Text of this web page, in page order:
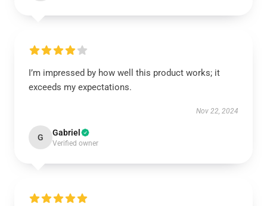
I’m impressed by how well this product works; it
exceeds my expectations.
Nov 22, 2024
G Gabriel
Verified owner